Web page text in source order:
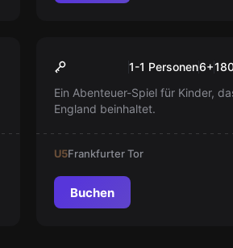
Neu
Sherlock Junior
1-1 Personen6+
Ein Abenteuer-Spiel für Kinder,
England beinhaltet.
U5Frankfurter Tor
Buchen